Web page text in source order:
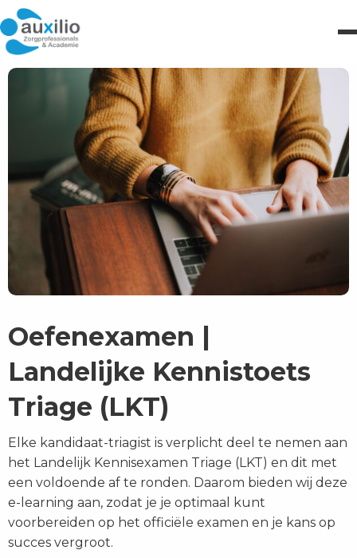
Oefenexamen |
Landelijke Kennistoets
Triage (LKT)
Elke kandidaat-triagist is verplicht deel te nemen aan
het Landelijk Kennisexamen Triage (LKT) en dit met
een voldoende af te ronden. Daarom bieden wij deze
e-learning aan, zodat je je optimaal kunt
voorbereiden op het officiële examen en je kans op
succes vergroot.